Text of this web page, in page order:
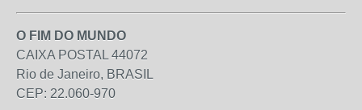
O FIM DO MUNDO
CAIXA POSTAL 44072
Rio de Janeiro, BRASIL
CEP: 22.060-970